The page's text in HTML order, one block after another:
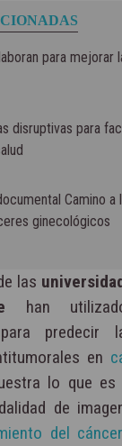
para mejorar
disruptivas para
Camino a
ginecológicos
las
han
predecir
en
lo que es
de
del cáncer